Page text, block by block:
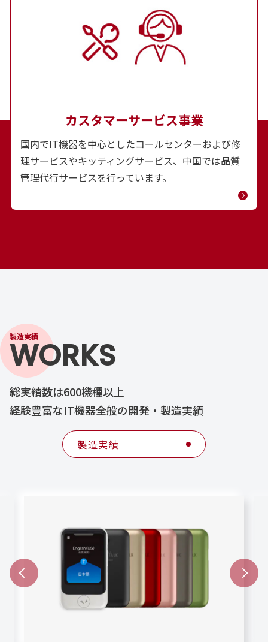
カスタマーサービス事業
国内でIT機器を中心としたコールセンターおよび修
理サービスやキッティングサービス、中国では品質
管理代行サービスを行っています。
製造実績
WORKS
総実績数は600機種以上
経験豊富なIT機器全般の開発・製造実績
製造実績